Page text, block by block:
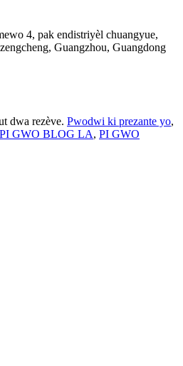
4, pak endistriyèl chuangyue,
Guangzhou, Guangdong
dwa rezève. Pwodwi ki prezante yo,
PI GWO BLOG LA, PI GWO